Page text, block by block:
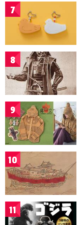
7
8
9
10
11